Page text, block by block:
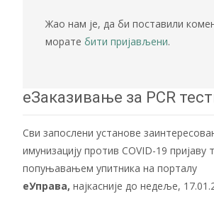
Жао нам је, да би поставили
морате бити пријављени.
еЗаказивање за PCR
Сви запослени установе
имунизацију против COVID-19 пријаву
попуњавањем упитника на порталу
еУправа, најкасније до недеље,